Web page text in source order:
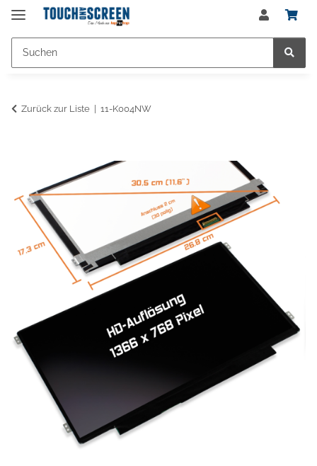
Zurück zur Liste 11-K004NW